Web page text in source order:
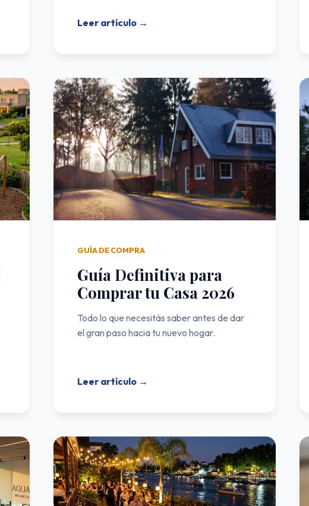
Leer artículo →
GUÍA DE COMPRA
Guía Definitiva para
Comprar tu Casa 2026
Todo lo que necesitás saber antes de dar
el gran paso hacia tu nuevo hogar.
Leer artículo →